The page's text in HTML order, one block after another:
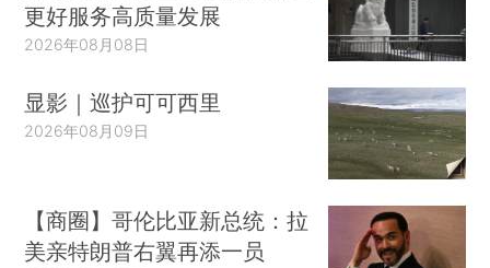
更好服务高质量发展
2026年08月08日
显影｜巡护可可西里
2026年08月09日
【商圈】哥伦比亚新总统：拉
美亲特朗普右翼再添一员